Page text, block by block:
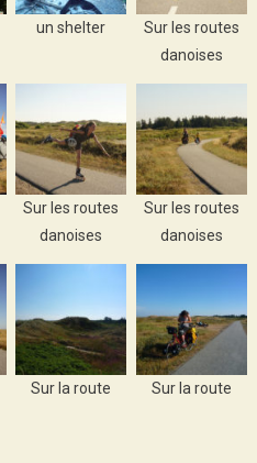
un shelter
Sur les routes
danoises
Sur les routes
danoises
Sur les routes
danoises
Sur la route Sur la route